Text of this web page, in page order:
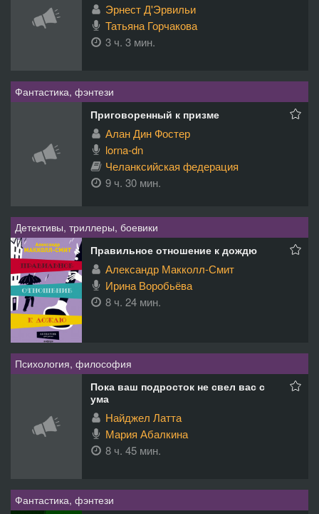
Эрнест Д'Эрвильи
Татьяна Горчакова
3 ч. 3 мин.
Фантастика, фэнтези
Приговоренный к призме
Алан Дин Фостер
lorna-dn
Челанксийская федерация
9 ч. 30 мин.
Детективы, триллеры, боевики
Правильное отношение к дождю
Александр Макколл-Смит
Ирина Воробьёва
8 ч. 24 мин.
Психология, философия
Пока ваш подросток не свел вас с
ума
Найджел Латта
Мария Абалкина
8 ч. 45 мин.
Фантастика, фэнтези